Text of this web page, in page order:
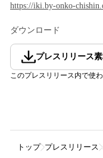
https://iki.by-onko-
ダウンロード
プレスリリース
このプレスリリース内で使
トップ プレスリリース